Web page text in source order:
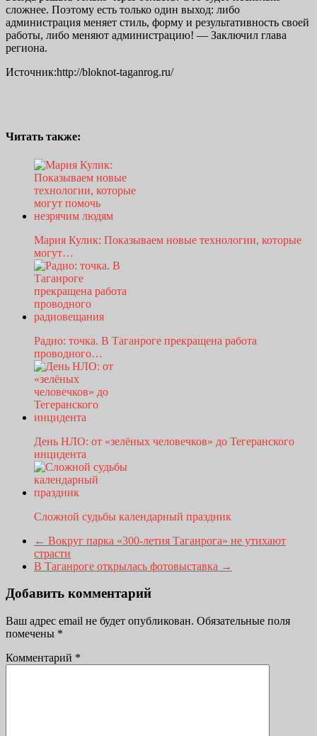
сложнее. Поэтому есть только один выход: либо
администрация меняет стиль, форму и результативность своей
работы, либо меняют администрацию! — Заключил глава
региона.
Источник:http://bloknot-taganrog.ru/
Читать также:
Мария Кулик: Показываем новые технологии, которые
могут…
Радио: точка. В Таганроге прекращена работа
проводного…
День НЛО: от «зелёных человечков» до Тегеранского
инцидента
Сложной судьбы календарный праздник
← Вокруг парка «300-летия Таганрога» не утихают
страсти
В Таганроге открылась фотовыставка →
Добавить комментарий
Ваш адрес email не будет опубликован. Обязательные поля
помечены *
Комментарий *